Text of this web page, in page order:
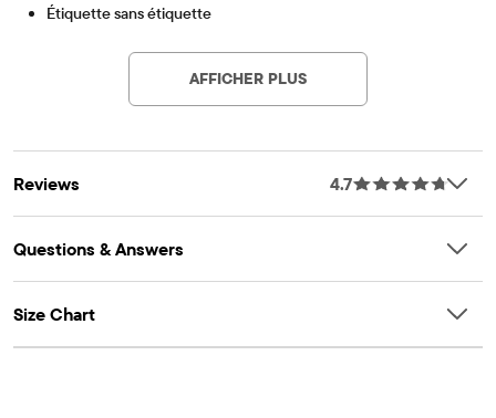
Étiquette sans étiquette
TIDAL
AFFICHER PLUS
Reviews 4.7
Questions & Answers
Size Chart